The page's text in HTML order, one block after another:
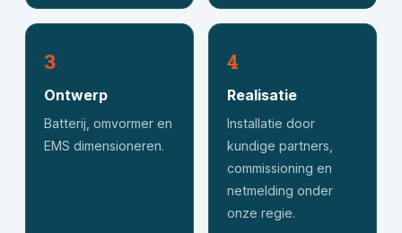
3
Ontwerp
Batterij, omvormer en
EMS dimensioneren.
4
Realisatie
Installatie door
kundige partners,
commissioning en
netmelding onder
onze regie.